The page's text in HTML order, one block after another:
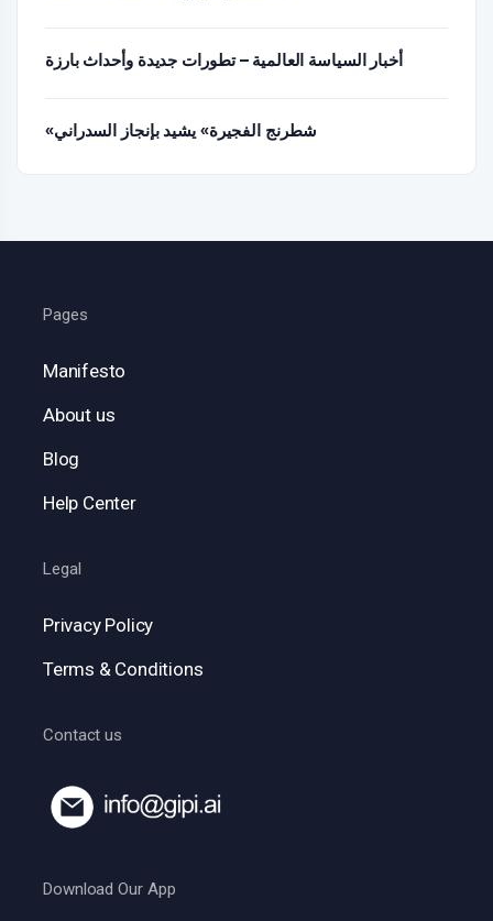
أخبار السياسة العالمية – تطورات جديدة وأحداث بارزة
«شطرنج الفجيرة» يشيد بإنجاز السدراني
Pages
Manifesto
About us
Blog
Help Center
Legal
Privacy Policy
Terms & Conditions
Contact us
Download Our App